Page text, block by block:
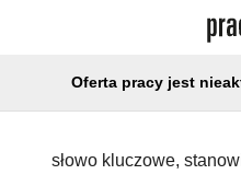
Oferta pracy jest